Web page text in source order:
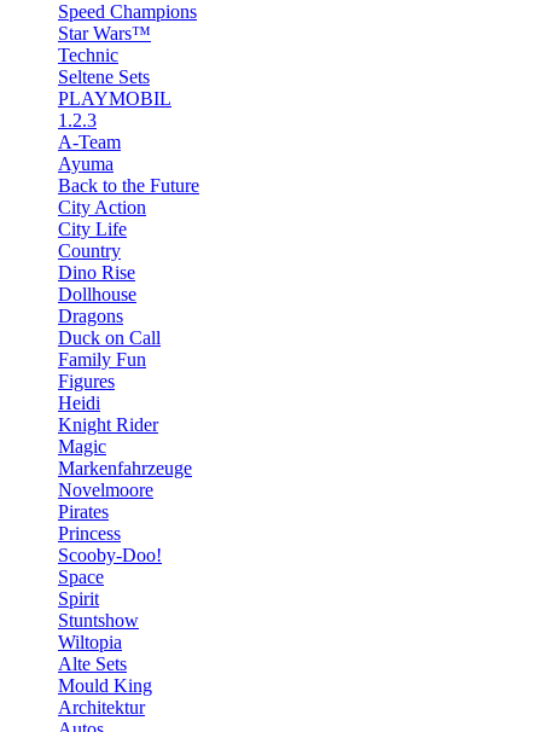
Speed Champions
Star Wars™
Technic
Seltene Sets
PLAYMOBIL
1.2.3
A-Team
Ayuma
Back to the Future
City Action
City Life
Country
Dino Rise
Dollhouse
Dragons
Duck on Call
Family Fun
Figures
Heidi
Knight Rider
Magic
Markenfahrzeuge
Novelmoore
Pirates
Princess
Scooby-Doo!
Space
Spirit
Stuntshow
Wiltopia
Alte Sets
Mould King
Architektur